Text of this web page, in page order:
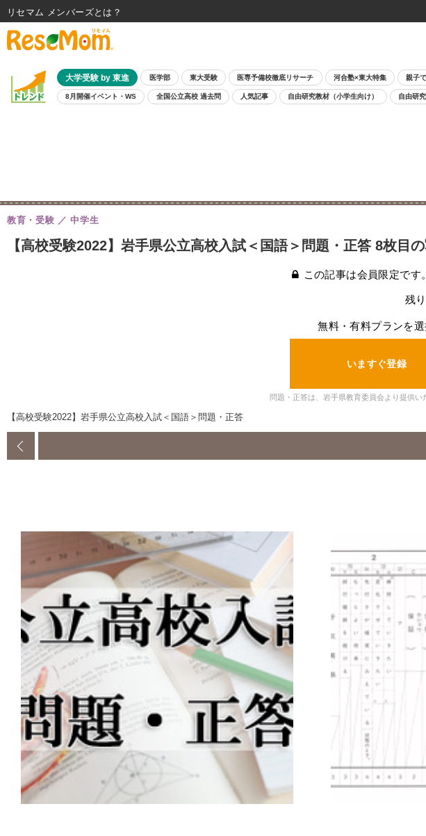
大学受験 by 東進 医学部 東大受験 医専予備校徹底リサーチ 河合塾×東大特集 親子
8月開催イベント・WS 全国公立高校 過去問 人気記事 自由研究教材（小学生向け） 自由研
【高校受験2022】岩手県公立高校入試＜国語＞問題・正答 8枚目
教育・受験 中学生
この記事は会員限定です
残
無料・有料プランを
いますぐ登録
問題・正答は、岩手県教育委員会より提供
【高校受験2022】岩手県公立高校入試＜国語＞問題・正答
リセマム メンバーズ